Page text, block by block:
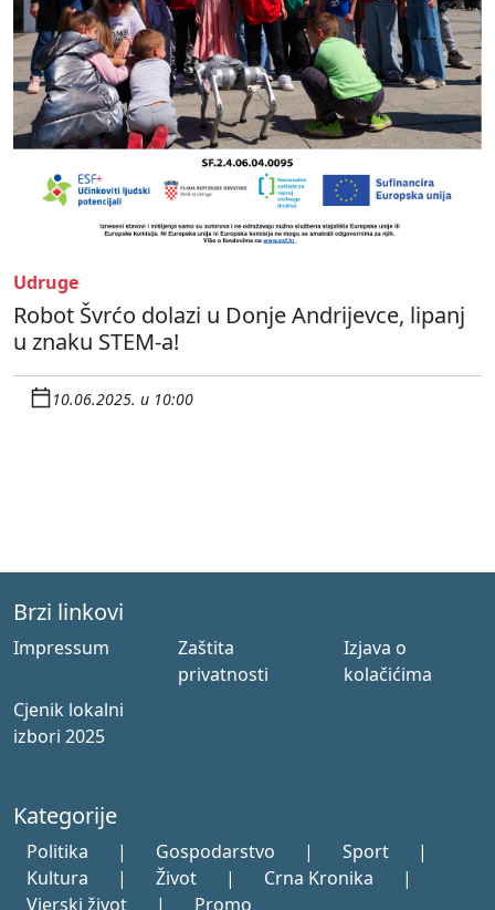
Udruge
Robot Švrćo dolazi u Donje Andrijevce, lipanj
u znaku STEM-a!
10.06.2025. u 10:00
Brzi linkovi
Impressum
Zaštita
privatnosti
Izjava o
kolačićima
Cjenik lokalni
izbori 2025
Kategorije
Politika | Gospodarstvo | Sport
|
Kultura
| Život | Crna Kronika
|
Vjerski život
| Promo